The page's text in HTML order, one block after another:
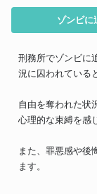
ゾンビに
刑務所でゾンビに
況に囚われている
自由を奪われた状
心理的な束縛を感
また、罪悪感や後
ます。